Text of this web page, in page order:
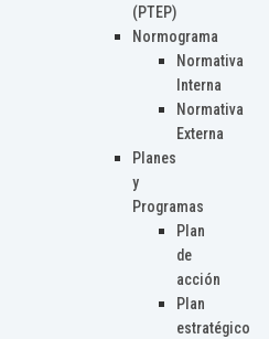
(PTEP)
Normograma
Normativa
Interna
Normativa
Externa
Planes
y
Programas
Plan
de
acción
Plan
estratégico